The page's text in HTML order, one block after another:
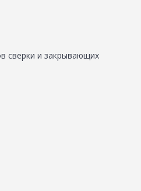
сверки и закрывающих